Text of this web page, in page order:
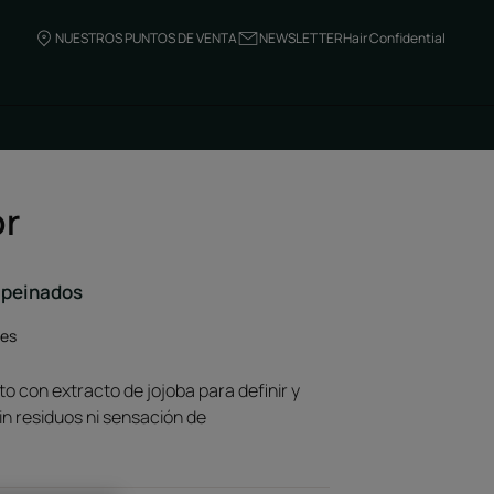
NUESTROS PUNTOS DE VENTA NEWSLETTERHair Confidential
con extracto de jojoba para definir y
residuos ni sensación de